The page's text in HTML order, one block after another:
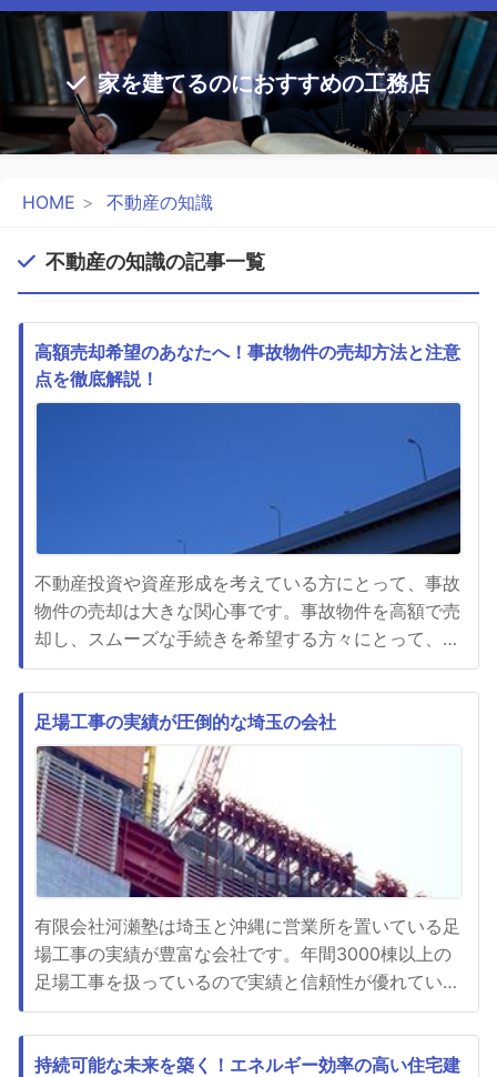
家を建てるのにおすすめの工務店
HOME 不動産の知識
不動産の知識の記事一覧
高額売却希望のあなたへ！事故物件の売却方法と注意
点を徹底解説！
不動産投資や資産形成を考えている方にとって、事故
物件の売却は大きな関心事です。事故物件を高額で売
却し、スムーズな手続きを希望する方々にとって、信
頼性の高い買取業者を選ぶことが重要です。また、遺
品整理や特殊清掃も一括して依頼したいというニーズ
もあります。事故物件の売却には、以下のポイントに
注意することが必要です。1. 信頼性の高い買取業者を
選ぶこと事故物件の売...
足場工事の実績が圧倒的な埼玉の会社
有限会社河瀬塾は埼玉と沖縄に営業所を置いている足
場工事の実績が豊富な会社です。年間3000棟以上の
足場工事を扱っているので実績と信頼性が優れていま
す。効率的な組み立てや解体と安全対策にも力を入れ
ていますから安心して工事を依頼することができま
す。有限会社河瀬塾は仮設事業部と建設事業部沖縄マ
持続可能な未来を築く！エネルギー効率の高い住宅建